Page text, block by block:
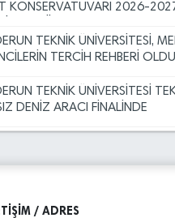
(16.07.2026)
(16.07.2026)
KONSERVATUVARI 2026-
TEKNİK ÜNİVERSİTESİ,
TERCİH REHBERİ OLDU
TEKNİK ÜNİVERSİTESİ
DENİZ ARACI FİNALİNDE
/ ADRES